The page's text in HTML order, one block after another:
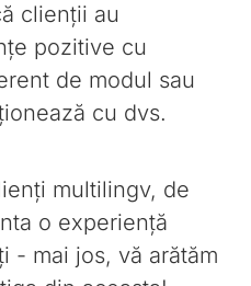
clienții au
pozitive cu
de modul sau
cu dvs.
multilingv, de
o experiență
- mai jos, vă arătăm